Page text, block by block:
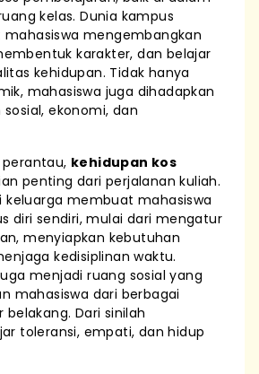
kelas. Dunia kampus
mengembangkan
karakter, dan belajar
kehidupan. Tidak hanya
mahasiswa juga dihadapkan
ekonomi, dan
perantau, kehidupan kos
penting dari perjalanan kuliah.
keluarga membuat mahasiswa
diri sendiri, mulai dari mengatur
menyiapkan kebutuhan
kedisiplinan waktu.
menjadi ruang sosial yang
mahasiswa dari berbagai
Dari sinilah
toleransi, empati, dan hidup